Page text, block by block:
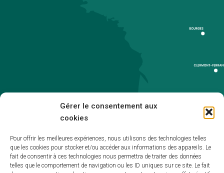
Gérer le consentement aux
cookies
Pour offrir les meilleures expériences, nous utilisons des technologies telles
que les cookies pour stocker et/ou accéder aux informations des appareils. Le
fait de consentir à ces technologies nous permettra de traiter des données
telles que le comportement de navigation ou les ID uniques sur ce site. Le fait
Accessibilité